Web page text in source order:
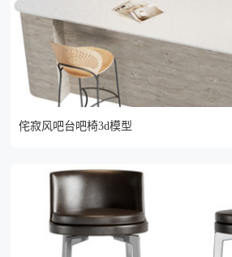
侘寂风吧台吧椅3d模型